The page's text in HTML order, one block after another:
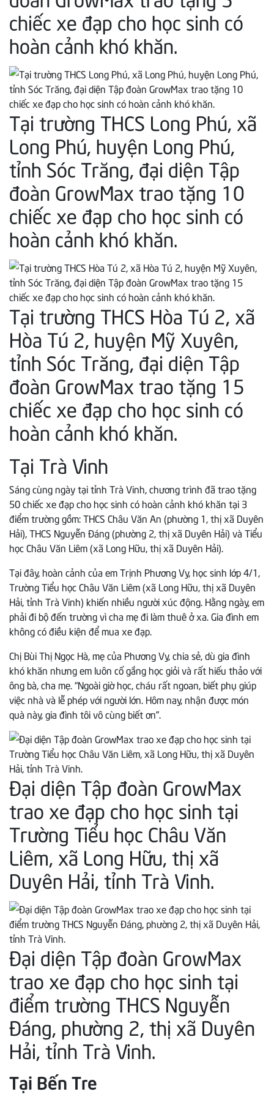
chiếc xe đạp cho học sinh có
hoàn cảnh khó khăn.
Tại trường THCS Long Phú, xã
Long Phú, huyện Long Phú,
tỉnh Sóc Trăng, đại diện Tập
đoàn GrowMax trao tặng 10
chiếc xe đạp cho học sinh có
hoàn cảnh khó khăn.
Tại trường THCS Hòa Tú 2, xã
Hòa Tú 2, huyện Mỹ Xuyên,
tỉnh Sóc Trăng, đại diện Tập
đoàn GrowMax trao tặng 15
chiếc xe đạp cho học sinh có
hoàn cảnh khó khăn.
Tại Trà Vinh
Sáng cùng ngày tại tỉnh Trà Vinh, chương trình đã trao tặng
50 chiếc xe đạp cho học sinh có hoàn cảnh khó khăn tại 3
điểm trường gồm: THCS Châu Văn An (phường 1, thị xã Duyên
Hải), THCS Nguyễn Đáng (phường 2, thị xã Duyên Hải) và Tiểu
học Châu Văn Liêm (xã Long Hữu, thị xã Duyên Hải).
Tại đây, hoàn cảnh của em Trịnh Phương Vy, học sinh lớp 4/1,
Trường Tiểu học Châu Văn Liêm (xã Long Hữu, thị xã Duyên
Hải, tỉnh Trà Vinh) khiến nhiều người xúc động. Hằng ngày, em
phải đi bộ đến trường vì cha mẹ đi làm thuê ở xa. Gia đình em
không có điều kiện để mua xe đạp.
Chị Bùi Thị Ngọc Hà, mẹ của Phương Vy, chia sẻ, dù gia đình
khó khăn nhưng em luôn cố gắng học giỏi và rất hiếu thảo với
ông bà, cha mẹ. “Ngoài giờ học, cháu rất ngoan, biết phụ giúp
việc nhà và lễ phép với người lớn. Hôm nay, nhận được món
quà này, gia đình tôi vô cùng biết ơn”.
Đại diện Tập đoàn GrowMax
trao xe đạp cho học sinh tại
Trường Tiểu học Châu Văn
Liêm, xã Long Hữu, thị xã
Duyên Hải, tỉnh Trà Vinh.
Đại diện Tập đoàn GrowMax
trao xe đạp cho học sinh tại
điểm trường THCS Nguyễn
Đáng, phường 2, thị xã Duyên
Hải, tỉnh Trà Vinh.
Tại Bến Tre